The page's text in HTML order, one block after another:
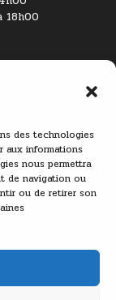
des technologies
informations
nous permettra
de navigation ou
ou de retirer son
18h00